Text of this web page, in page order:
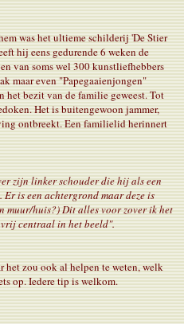
was het ultieme schilderij 'De Stier
hij eens gedurende 6 weken de
van soms wel 300 kunstliefhebbers
maar even "Papegaaienjongen"
het bezit van de familie geweest. Tot
Het is buitengewoon jammer,
ontbreekt. Een familielid herinnert
zijn linker schouder die hij als een
is een achtergrond maar deze is
muur/huis?) Dit alles voor zover ik het
centraal in het beeld".
zou ook al helpen te weten, welk
op. Iedere tip is welkom.